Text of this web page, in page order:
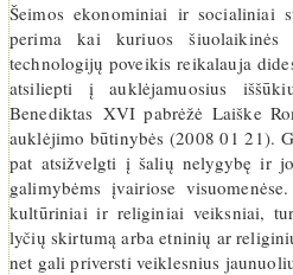
Šeimos ekonominiai ir socialiniai
perima kai kuriuos
technologijų poveikis reikalauja
atsiliepti į auklėjamuosius
Benediktas XVI pabrėžė Laiške
auklėjimo būtinybės (2008 01 21).
pat atsižvelgti į šalių nelygybę ir
galimybėms įvairiose
kultūriniai ir religiniai veiksniai,
lyčių skirtumą arba etninių ar
net gali priversti veiklesnius